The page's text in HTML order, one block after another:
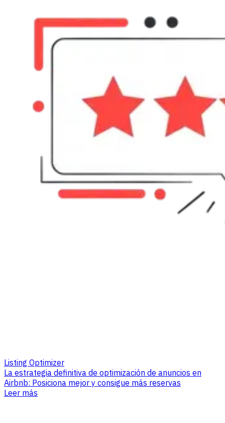
Listing Optimizer
La estrategia definitiva de optimización de anuncios en
Airbnb: Posiciona mejor y consigue más reservas
Leer más